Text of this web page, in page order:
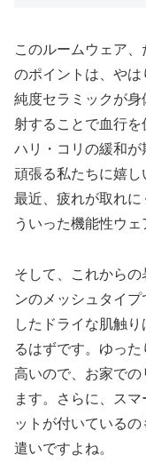
このルームウェア
のポイントは、や
純度セラミックが
射することで血行
ハリ・コリの緩和
頑張る私たちに嬉
最近、疲れが取れに
ういった機能性ウェ
そして、これから
ンのメッシュタイ
したドライな肌触
るはずです。ゆっ
高いので、お家で
ます。さらに、ス
ットが付いている
遣いですよね。